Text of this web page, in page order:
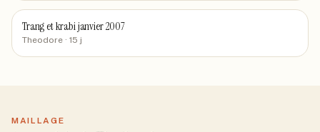
Trang et krabi janvier 2007
Theodore · 15 j
MAILLAGE